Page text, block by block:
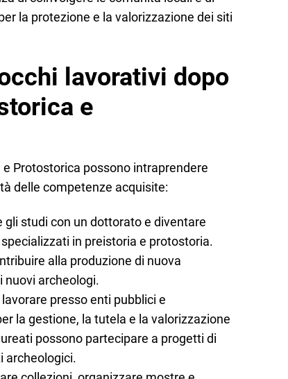
la protezione e la valorizzazione dei siti
lavorativi dopo
e
Protostorica possono intraprendere
delle competenze acquisite:
gli studi con un dottorato e diventare
in preistoria e protostoria.
alla produzione di nuova
nuovi archeologi.
lavorare presso enti pubblici e
la gestione, la tutela e la valorizzazione
possono partecipare a progetti di
archeologici.